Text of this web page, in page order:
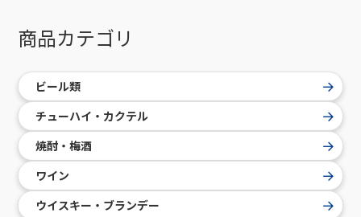
商品カテゴリ
ビール類
チューハイ・カクテル
焼酎・梅酒
ワイン
ウイスキー・ブランデー